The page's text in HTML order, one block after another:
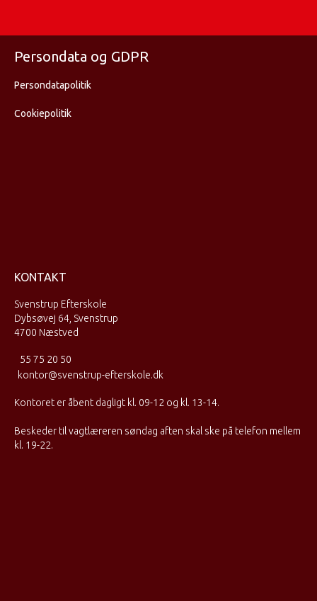
Persondata og GDPR
Persondatapolitik
Cookiepolitik
KONTAKT
Svenstrup Efterskole
Dybsøvej 64, Svenstrup
4700 Næstved
55 75 20 50
kontor@svenstrup-efterskole.dk
Kontoret er åbent dagligt kl. 09-12 og kl. 13-14.
Beskeder til vagtlæreren søndag aften skal ske på telefon mellem
kl. 19-22.